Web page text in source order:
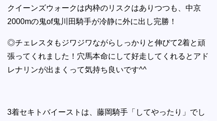
クイーンズウォークは内枠のリスクはありつつも、中京
2000mの鬼of鬼川田騎手が冷静に外に出し完勝！
◎チェレスタもジワジワながらしっかりと伸びて2着と頑
張ってくれました！穴馬本命にして好走してくれるとアド
レナリンが出まくって気持ち良いです^^
3着セキトバイーストは、藤岡騎手「してやったり」でし